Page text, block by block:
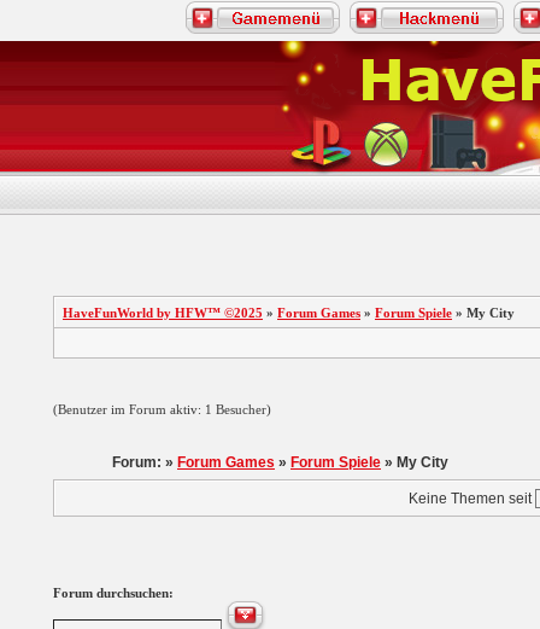
HaveFunWorld by HFW™ ©2025 » Forum Games » Forum Spiele » My City
(Benutzer im Forum aktiv: 1 Besucher)
Forum: » Forum Games » Forum Spiele » My City
Keine Themen seit
Forum durchsuchen: